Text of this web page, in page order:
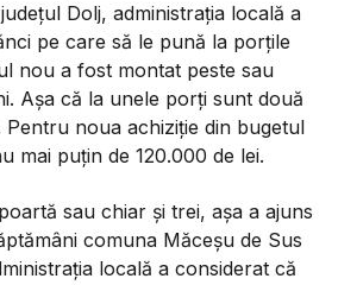
Dolj, administrația locală a
pe care să le pună la porțile
nou a fost montat peste sau
Așa că la unele porți sunt două
noua achiziție din bugetul
mai puțin de 120.000 de lei.
sau chiar și trei, așa a ajuns
comuna Măceșu de Sus
locală a considerat că